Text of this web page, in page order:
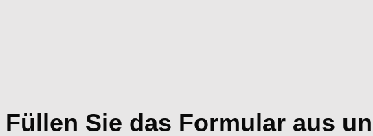
Füllen Sie das Formular aus